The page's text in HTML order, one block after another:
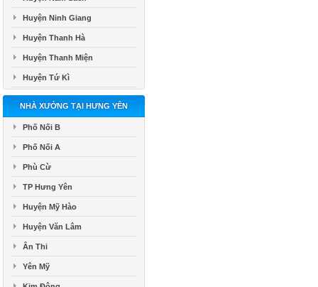
Huyện Ninh Giang
Huyện Thanh Hà
Huyện Thanh Miện
Huyện Tứ Kì
NHÀ XƯỞNG TẠI HƯNG YÊN
Phố Nối B
Phố Nối A
Phù Cừ
TP Hưng Yên
Huyện Mỹ Hào
Huyện Văn Lâm
Ân Thi
Yên Mỹ